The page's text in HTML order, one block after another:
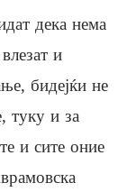
дека нема
и
бидејќи не
туку и за
и сите оние